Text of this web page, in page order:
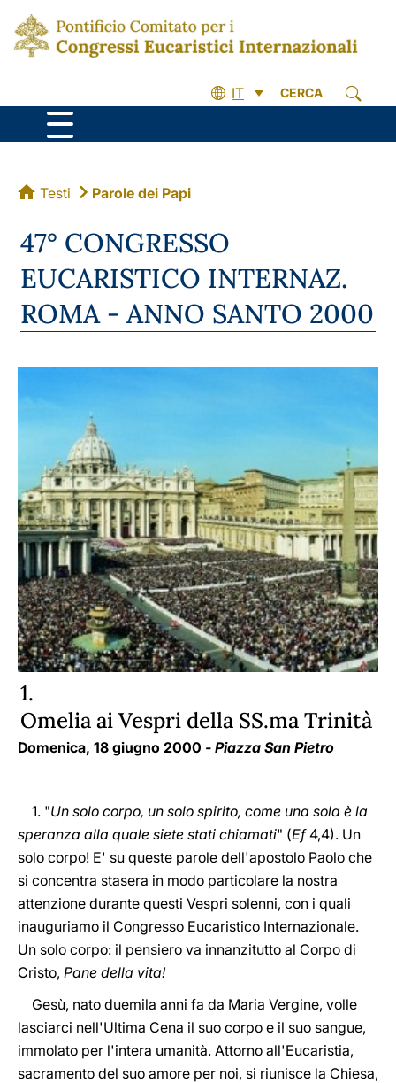
IT CERCA
Testi Parole dei Papi
47° CONGRESSO
EUCARISTICO INTERNAZ.
ROMA - ANNO SANTO 2000
1.
Omelia ai Vespri della SS.ma Trinità
Domenica, 18 giugno 2000 - Piazza San Pietro
1. "Un solo corpo, un solo spirito, come una sola è la
speranza alla quale siete stati chiamati" (Ef4,4). Un
solo corpo! E' su queste parole dell'apostolo Paolo che
si concentra stasera in modo particolare la nostra
attenzione durante questi Vespri solenni, con i quali
inauguriamo il Congresso Eucaristico Internazionale.
Un solo corpo: il pensiero va innanzitutto al Corpo di
Cristo, Pane della vita!
Gesù, nato duemila anni fa da Maria Vergine, volle
lasciarci nell'Ultima Cena il suo corpo e il suo sangue,
immolato per l'intera umanità. Attorno all'Eucaristia,
sacramento del suo amore per noi, si riunisce la Chiesa,